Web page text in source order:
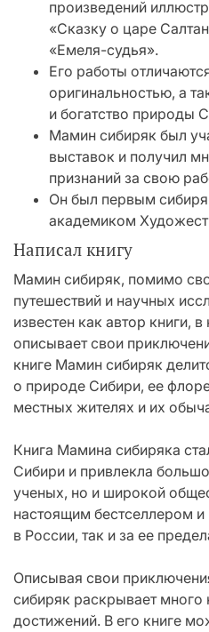
произведений
«Сказку о царе
«Емеля-судья».
Его работы
оригинальностью, а
и богатство природы
Мамин сибиряк был
выставок и получил
признаний за свою
Он был первым
академиком
Написал книгу
Мамин сибиряк, помимо
путешествий и научных
известен как автор книги,
описывает свои
книге Мамин сибиряк
о природе Сибири, ее
местных жителях и их
Книга Мамина сибиряка
Сибири и привлекла
ученых, но и широкой
настоящим бестселлером и
в России, так и за ее
Описывая свои
сибиряк раскрывает много
достижений. В его книге